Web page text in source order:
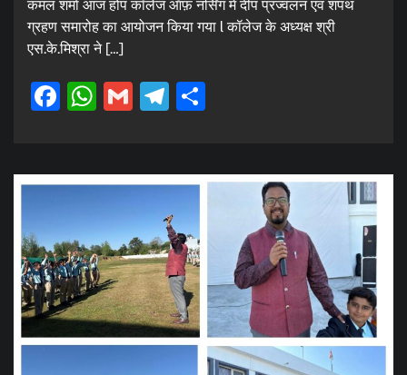
कमल शर्मा आज होप कॉलेज ऑफ़ नर्सिंग में दीप प्रज्वलन एवं शपथ
ग्रहण समारोह का आयोजन किया गया l कॉलेज के अध्यक्ष श्री
एस.के.मिश्रा ने […]
Facebook
WhatsApp
GmailTelegram